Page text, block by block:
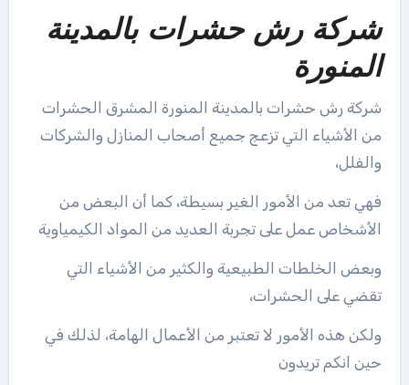
شركة رش حشرات بالمدينة
المنورة
شركة رش حشرات بالمدينة المنورة المشرق الحشرات
من الأشياء التي تزعج جميع أصحاب المنازل والشركات
والفلل،
فهي تعد من الأمور الغير بسيطة، كما أن البعض من
الأشخاص عمل على تجربة العديد من المواد الكيمياوية
وبعض الخلطات الطبيعية والكثير من الأشياء التي
تقضي على الحشرات،
ولكن هذه الأمور لا تعتبر من الأعمال الهامة، لذلك في
حين انكم تريدون